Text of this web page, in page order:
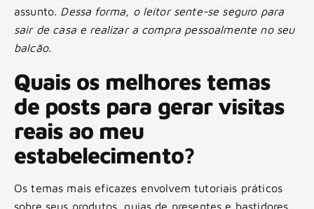
assunto. Dessa forma, o leitor sente-se seguro para
sair de casa e realizar a compra pessoalmente no seu
balcão.
Quais os melhores temas
de posts para gerar visitas
reais ao meu
estabelecimento?
Os temas mais eficazes envolvem tutoriais práticos
sobre seus produtos, guias de presentes e bastidores